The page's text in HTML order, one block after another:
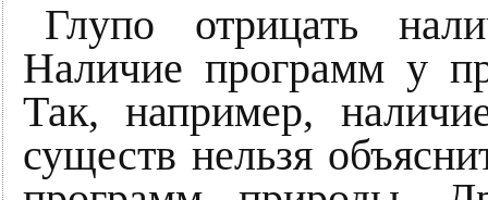
Глупо отрицать
Наличие программ у
Так, например,
существ нельзя